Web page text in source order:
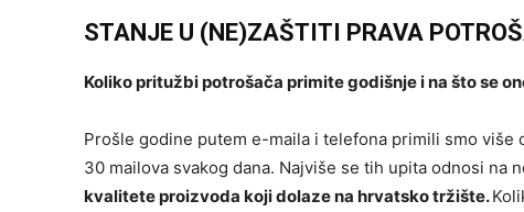
STANJE U (NE)ZAŠTITI PRAVA
Koliko pritužbi potrošača primite godišnje i na što se
Prošle godine putem e-maila i telefona primili smo
30 mailova svakog dana. Najviše se tih upita odnosi na
kvalitete proizvoda koji dolaze na hrvatsko tržište.